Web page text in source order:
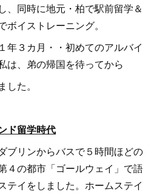
、同時に地元・柏で駅前留学＆
イストレーニング。
年３カ月・・初めてのアルバイ
は、弟の帰国を待ってから
た。
ド留学時代
ブリンからバスで５時間ほどの
４の都市「ゴールウェイ」で語
テイをしました。ホームステイ